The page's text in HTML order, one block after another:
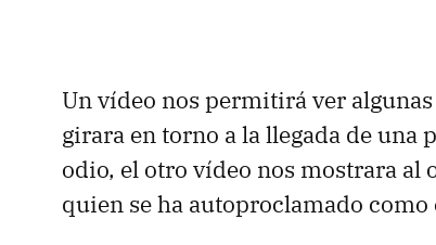
Un vídeo nos permitirá ver
girara en torno a la llegada de
odio, el otro vídeo nos mostrara al
quien se ha autoproclamado